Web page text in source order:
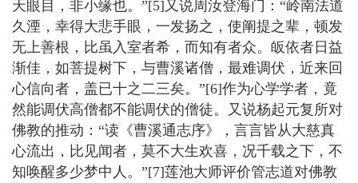
天眼目，非小缘也。”[5]又说周汝登海门：“岭南法道
久湮，幸得大悲手眼，一发扬之，使阐提之辈，顿发
无上善根，比虽入室者希，而知有者众。皈依者日益
渐佳，如菩提树下，与曹溪诸僧，最难调伏，近来回
心信向者，盖已十之二三矣。”[6]作为心学学者，竟
然能调伏高僧都不能调伏的僧徒。又说杨起元复所对
佛教的推动：“读《曹溪通志序》，言言皆从大慈真
心流出，比见闻者，莫不大生欢喜，况千载之下，不
知唤醒多少梦中人。”[7]莲池大师评价管志道对佛教